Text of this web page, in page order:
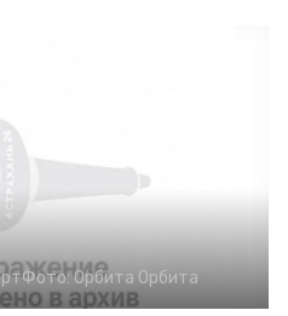
Фото:Орбита Орбита